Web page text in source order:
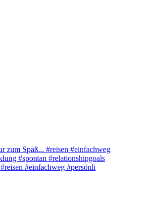
#einfachweg #persönli